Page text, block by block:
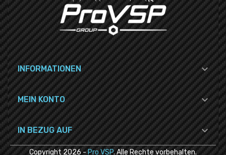
INFORMATIONEN 
MEIN KONTO 
IN BEZUG AUF 
Copyright2026-Pro VSP. Alle Rechte vorbehalten.